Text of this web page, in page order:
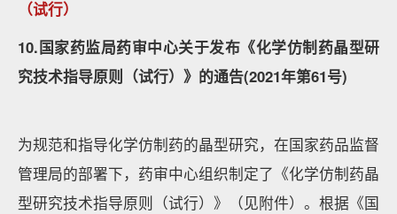
（试行）
10.国家药监局药审中心关于发布《化学仿制药晶型研
究技术指导原则（试行）》的通告(2021年第61号)
为规范和指导化学仿制药的晶型研究，在国家药品监督
管理局的部署下，药审中心组织制定了《化学仿制药晶
型研究技术指导原则（试行）》（见附件）。根据《国